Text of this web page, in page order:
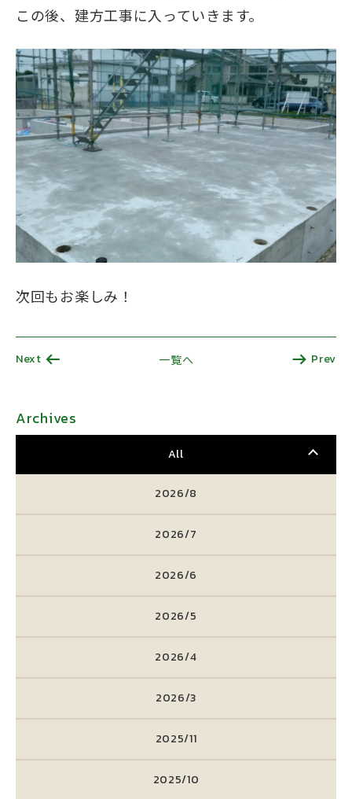
この後、建方工事に入っていきます。
次回もお楽しみ！
Next 一覧へ Prev
Archives
All
2026/8
2026/7
2026/6
2026/5
2026/4
2026/3
2025/11
2025/10